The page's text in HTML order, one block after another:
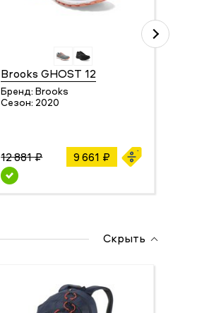
Brooks GHOST 12
Бренд: Brooks
Сезон: 2020
12 881 ₽ 9 661 ₽
Скрыть